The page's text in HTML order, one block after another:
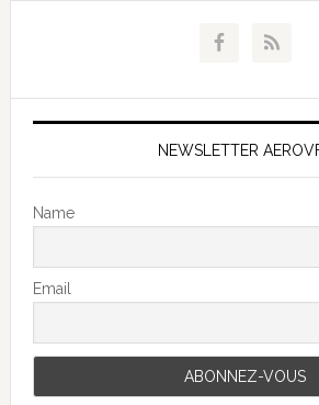
NEWSLETTER
Name
Email